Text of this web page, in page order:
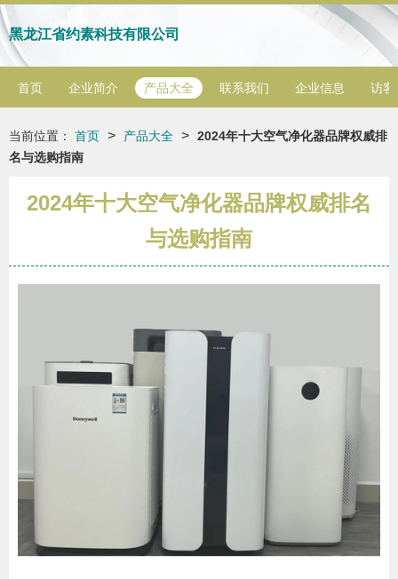
黑龙江省约素科技有限公司
首页 企业简介 产品大全 联系我们 企业信息 访客
当前位置： 首页 > 产品大全 > 2024年十大空气净化器品牌权威排
名与选购指南
2024年十大空气净化器品牌权威排名
与选购指南